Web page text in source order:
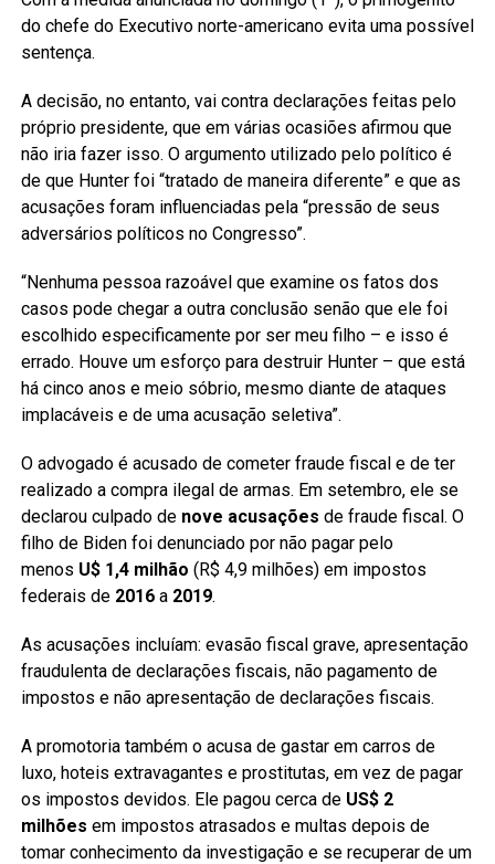
do chefe do Executivo norte-americano evita uma possível
sentença.
A decisão, no entanto, vai contra declarações feitas pelo
próprio presidente, que em várias ocasiões afirmou que
não iria fazer isso. O argumento utilizado pelo político é
de que Hunter foi “tratado de maneira diferente” e que as
acusações foram influenciadas pela “pressão de seus
adversários políticos no Congresso”.
“Nenhuma pessoa razoável que examine os fatos dos
casos pode chegar a outra conclusão senão que ele foi
escolhido especificamente por ser meu filho – e isso é
errado. Houve um esforço para destruir Hunter – que está
há cinco anos e meio sóbrio, mesmo diante de ataques
implacáveis e de uma acusação seletiva”.
O advogado é acusado de cometer fraude fiscal e de ter
realizado a compra ilegal de armas. Em setembro, ele se
declarou culpado de nove acusações de fraude fiscal. O
filho de Biden foi denunciado por não pagar pelo
menos U$ 1,4 milhão (R$ 4,9 milhões) em impostos
federais de 2016 a 2019.
As acusações incluíam: evasão fiscal grave, apresentação
fraudulenta de declarações fiscais, não pagamento de
impostos e não apresentação de declarações fiscais.
A promotoria também o acusa de gastar em carros de
luxo, hoteis extravagantes e prostitutas, em vez de pagar
os impostos devidos. Ele pagou cerca de US$ 2
milhões em impostos atrasados e multas depois de
tomar conhecimento da investigação e se recuperar de um